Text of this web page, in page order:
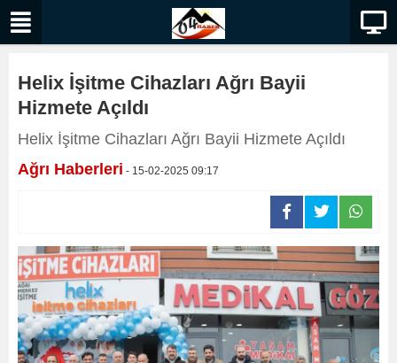
Helix İşitme Cihazları Ağrı Bayii
Hizmete Açıldı
Helix İşitme Cihazları Ağrı Bayii Hizmete Açıldı
Ağrı Haberleri - 15-02-2025 09:17